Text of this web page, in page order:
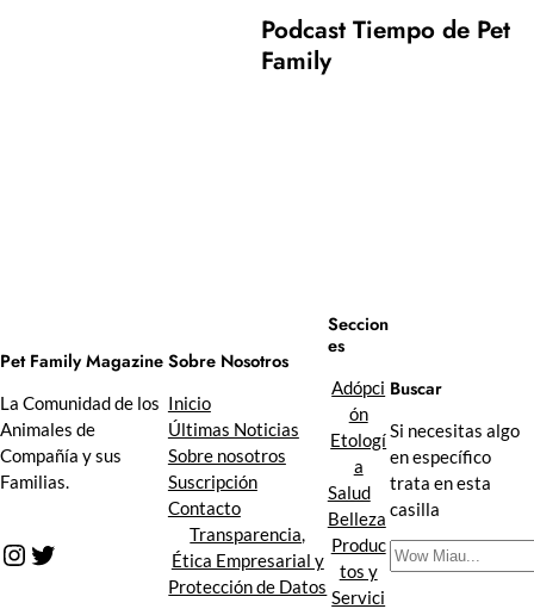
Podcast Tiempo de Pet
Family
Pet Family Magazine
La Comunidad de los
Animales de
Compañía y sus
Familias.
Instagram Twitter
Sobre Nosotros
Inicio
Últimas Noticias
Sobre nosotros
Suscripción
Contacto
Transparencia,
Ética Empresarial y
Protección de Datos
Seccion
es
Adópci
ón
Etologí
a
Salud
Belleza
Produc
tos y
Servici
Buscar
Si necesitas algo
en específico
trata en esta
casilla
B
u